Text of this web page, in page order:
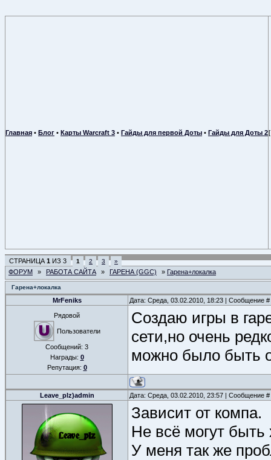
Главная • Блог • Карты Warcraft 3 • Гайды для первой Доты • Гайды для Доты 2
СТРАНИЦА 1 ИЗ 3 1 2 3 »
ФОРУМ » РАБОТА САЙТА » ГАРЕНА (GGC) » Гарена+локалка
Гарена+локалка
MrFeniks Дата: Среда, 03.02.2010, 18:23 | Сообщение #
Рядовой
Пользователи
Сообщений: 3
Награды: 0
Репутация: 0
Создаю игры в
сети,но очень
можно было быть
Leave_plz)admin Дата: Среда, 03.02.2010, 23:57 | Сообщение #
Зависит от компа.
Не всё могут
У меня так же